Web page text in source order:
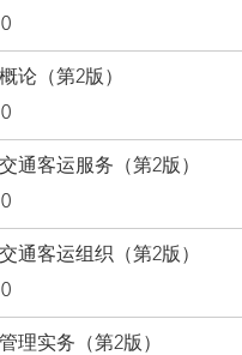
论（第2版）
通客运服务（第2版）
通客运组织（第2版）
理实务（第2版）